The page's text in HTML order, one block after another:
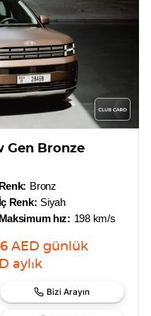
Gen Bronze
Renk: Bronz
İç Renk: Siyah
Maksimum hız: 198 km/s
AED günlük
aylık
Bizi Arayın